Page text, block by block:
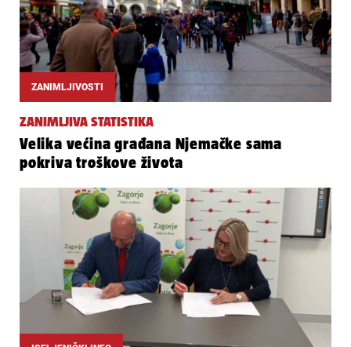
ZANIMLJIVOSTI
ZANIMLJIVA STATISTIKA
Velika većina građana Njemačke sama
pokriva troškove života